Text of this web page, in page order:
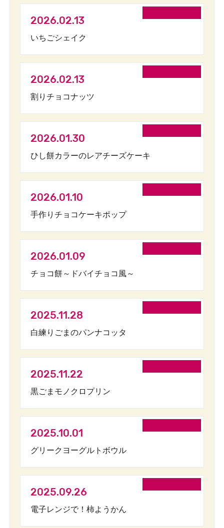
2026.02.13
いちごシェイク
2026.02.13
割りチョコナッツ
2026.01.30
ひし餅カラーのレアチーズケーキ
2026.01.10
手作りチョコケーキポップ
2026.01.09
チョコ餅～ドバイチョコ風～
2025.11.28
白練りごまのパンナコッタ
2025.11.22
黒ごまモノクロプリン
2025.10.01
グリークヨーグルトボウル
2025.09.26
電子レンジで！柿ようかん